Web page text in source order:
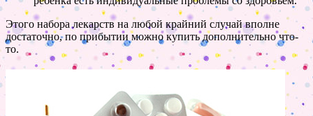
Этого набора лекарств на любой крайний случай вполне
достаточно, по прибытии можно купить дополнительно что-
то.